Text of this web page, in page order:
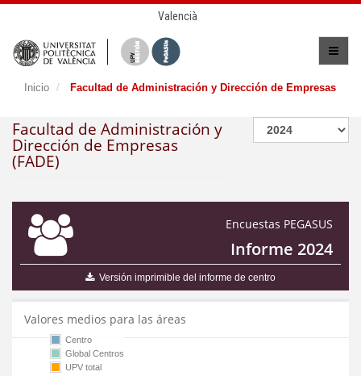
Valencià
Inicio Facultad de Administración y Dirección de Empresas
Facultad de Administración y
Dirección de Empresas
(FADE)
Encuestas PEGASUS
Informe 2024
Versión imprimible del informe de centro
Valores medios para las áreas
Centro
Global Centros
UPV total